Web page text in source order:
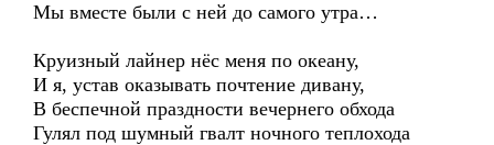
Мы вместе были с ней до самого утра…
Круизный лайнер нёс меня по океану,
И я, устав оказывать почтение дивану,
В беспечной праздности вечернего обхода
Гулял под шумный гвалт ночного теплохода